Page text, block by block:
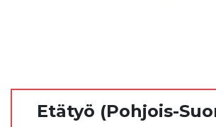
Etätyö (Pohjois-